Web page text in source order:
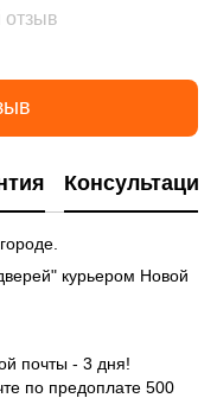
отзыв
Консультация
курьером Новой
почты - 3 дня!
по предоплате 500